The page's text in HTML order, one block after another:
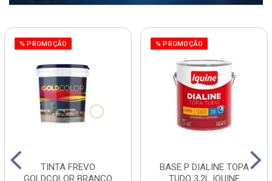
% PROMOÇÃO
TINTA FREVO
GOLDCOLOR BRANCO
% PROMOÇÃO
BASE P DIALINE TOPA
TUDO 3,2L IQUINE